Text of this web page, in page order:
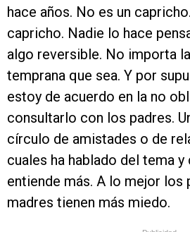
hace años. No es un
capricho. Nadie lo hace
algo reversible. No importa
temprana que sea. Y por
estoy de acuerdo en la no
consultarlo con los padres.
círculo de amistades o de
cuales ha hablado del tema y
entiende más. A lo mejor los
madres tienen más miedo.